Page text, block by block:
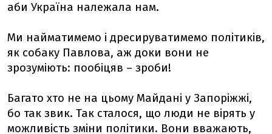
аби Україна належала нам.
Ми найматимемо і дресируватимемо політиків,
як собаку Павлова, аж доки вони не
зрозуміють: пообіцяв – зроби!
Багато хто не на цьому Майдані у Запоріжжі,
бо так звик. Так сталося, що люди не вірять у
можливість зміни політики. Вони вважають,